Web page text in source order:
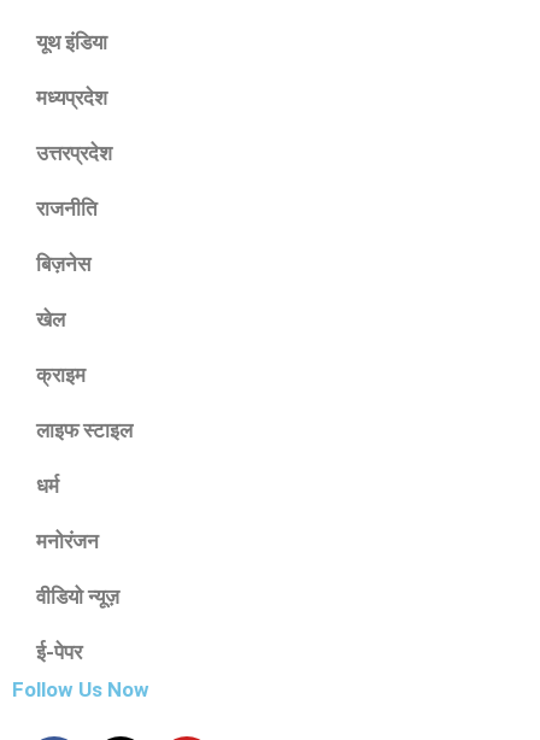
यूथ इंडिया
मध्यप्रदेश
उत्तरप्रदेश
राजनीति
बिज़नेस
खेल
क्राइम
लाइफ स्टाइल
धर्म
मनोरंजन
वीडियो न्यूज़
ई-पेपर
Follow Us Now